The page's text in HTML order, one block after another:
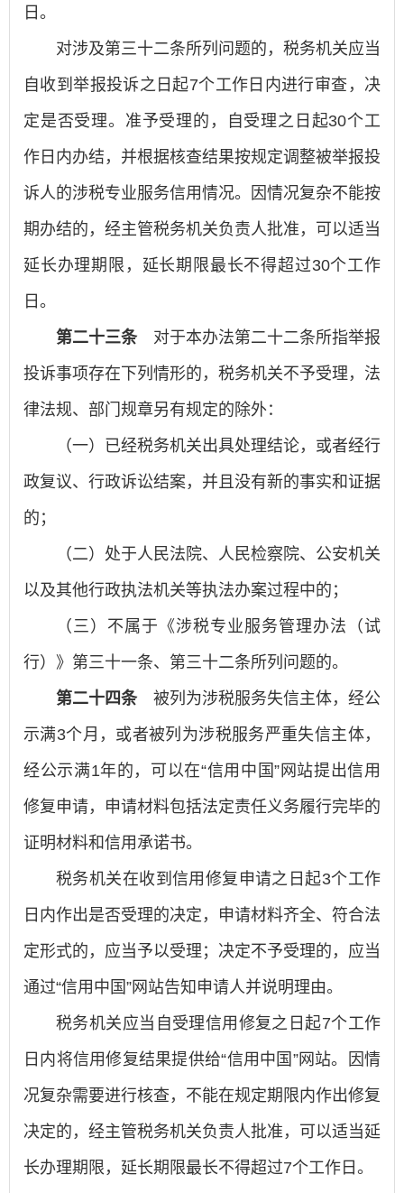
日。
对涉及第三十二条所列问题的，税务机关应当
自收到举报投诉之日起7个工作日内进行审查，决
定是否受理。准予受理的，自受理之日起30个工
作日内办结，并根据核查结果按规定调整被举报投
诉人的涉税专业服务信用情况。因情况复杂不能按
期办结的，经主管税务机关负责人批准，可以适当
延长办理期限，延长期限最长不得超过30个工作
日。
第二十三条 对于本办法第二十二条所指举报
投诉事项存在下列情形的，税务机关不予受理，法
律法规、部门规章另有规定的除外：
（一）已经税务机关出具处理结论，或者经行
政复议、行政诉讼结案，并且没有新的事实和证据
的；
（二）处于人民法院、人民检察院、公安机关
以及其他行政执法机关等执法办案过程中的；
（三）不属于《涉税专业服务管理办法（试
行）》第三十一条、第三十二条所列问题的。
第二十四条 被列为涉税服务失信主体，经公
示满3个月，或者被列为涉税服务严重失信主体，
经公示满1年的，可以在“信用中国”网站提出信用
修复申请，申请材料包括法定责任义务履行完毕的
证明材料和信用承诺书。
税务机关在收到信用修复申请之日起3个工作
日内作出是否受理的决定，申请材料齐全、符合法
定形式的，应当予以受理；决定不予受理的，应当
通过“信用中国”网站告知申请人并说明理由。
税务机关应当自受理信用修复之日起7个工作
日内将信用修复结果提供给“信用中国”网站。因情
况复杂需要进行核查，不能在规定期限内作出修复
决定的，经主管税务机关负责人批准，可以适当延
长办理期限，延长期限最长不得超过7个工作日。